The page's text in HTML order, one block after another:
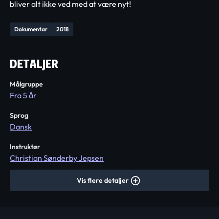
Dokumentar 2018
bliver alt ikke ved med at være nyt!
DETALJER
Målgruppe
Fra 5 år
Sprog
Dansk
Instruktør
Christian Sønderby Jepsen
Vis flere detaljer